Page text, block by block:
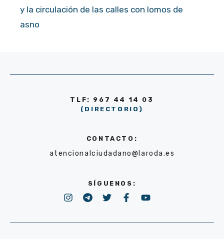
y la circulación de las calles con lomos de
asno
TLF: 967 44 14 03
(DIRECTORIO)
CONTACTO:
atencionalciudadano@laroda.es
SÍGUENOS: